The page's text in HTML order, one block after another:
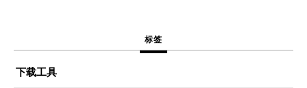
标签
下载工具